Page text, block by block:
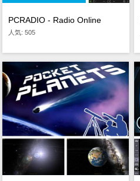
PCRADIO - Radio Online
人気: 505